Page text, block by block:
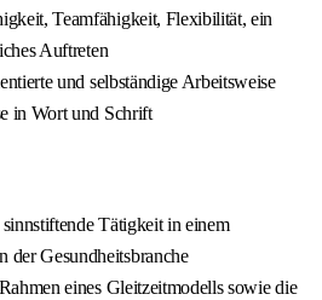
Teamfähigkeit, Flexibilität, ein
Auftreten
und selbständige Arbeitsweise
in Wort und Schrift
Tätigkeit in einem
der Gesundheitsbranche
eines Gleitzeitmodells sowie die